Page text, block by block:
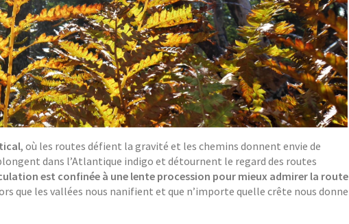
, où les routes défient la gravité et les chemins donnent envie de
dans l’Atlantique indigo et détournent le regard des routes
est confinée à une lente procession pour mieux admirer la route
que les vallées nous nanifient et que n’importe quelle crête nous donne